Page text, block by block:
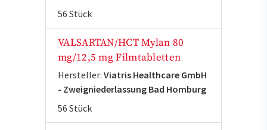
56 Stück
VALSARTAN/HCT Mylan 80
mg/12,5 mg Filmtabletten
Hersteller: Viatris Healthcare GmbH
- Zweigniederlassung Bad Homburg
56 Stück